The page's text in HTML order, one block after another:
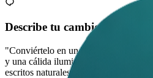
Describe tu cambio claramente
"Conviértelo en un brillante juguete
y una cálida iluminación de estudio".
escritos naturales.